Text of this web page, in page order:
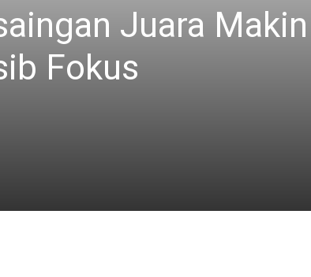
Juara
Fokus